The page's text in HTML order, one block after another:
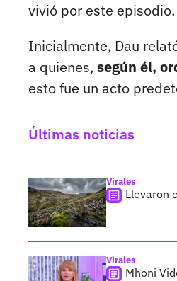
vivió por este episodio.
Inicialmente, Dau
a quienes, según él,
esto fue un acto
Últimas noticias
Virales
Llevaron
Virales
Mhoni